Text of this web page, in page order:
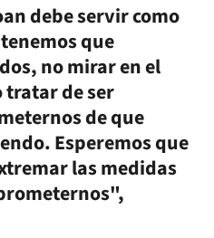
debe servir como
que
no mirar en el
tratar de ser
de que
Esperemos que
las medidas